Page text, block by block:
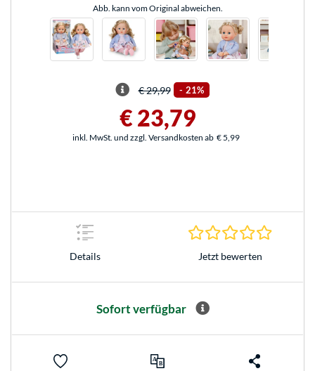
Abb. kann vom Original abweichen.
€ 29,99 - 21%
€ 23,79
inkl. MwSt. und zzgl. Versandkosten ab € 5,99
Details Jetzt bewerten
Sofort verfügbar